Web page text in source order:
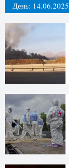
День: 14.06.2025